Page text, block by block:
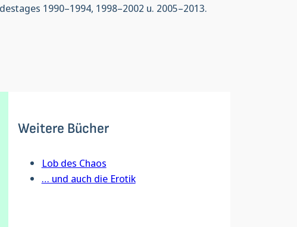
1990–1994, 1998–2002 u. 2005–2013.
Weitere Bücher
Lob des Chaos
… und auch die Erotik